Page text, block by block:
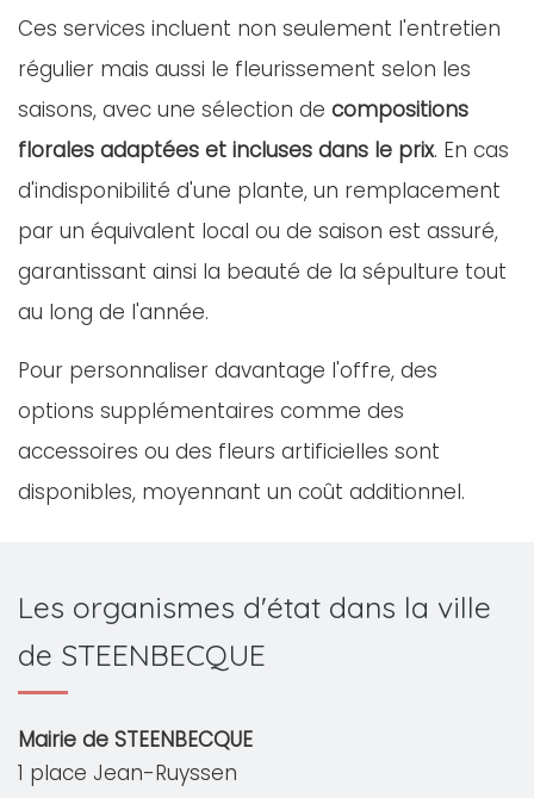
Ces services incluent non seulement l'entretien
régulier mais aussi le fleurissement selon les
saisons, avec une sélection de compositions
florales adaptées et incluses dans le prix. En cas
d'indisponibilité d'une plante, un remplacement
par un équivalent local ou de saison est assuré,
garantissant ainsi la beauté de la sépulture tout
au long de l'année.
Pour personnaliser davantage l'offre, des
options supplémentaires comme des
accessoires ou des fleurs artificielles sont
disponibles, moyennant un coût additionnel.
Les organismes d'état dans la ville
de STEENBECQUE
Mairie de STEENBECQUE
1 place Jean-Ruyssen